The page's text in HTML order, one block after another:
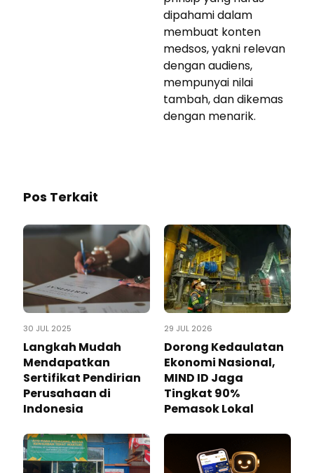
dipahami dalam
membuat konten
medsos, yakni relevan
dengan audiens,
mempunyai nilai
tambah, dan dikemas
dengan menarik.
Pos Terkait
30 JUL 2025
Langkah Mudah
Mendapatkan
Sertifikat Pendirian
Perusahaan di
Indonesia
29 JUL 2026
Dorong Kedaulatan
Ekonomi Nasional,
MIND ID Jaga
Tingkat 90%
Pemasok Lokal